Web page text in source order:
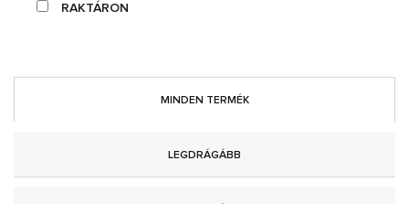
RAKTÁRON
MINDEN TERMÉK
LEGDRÁGÁBB